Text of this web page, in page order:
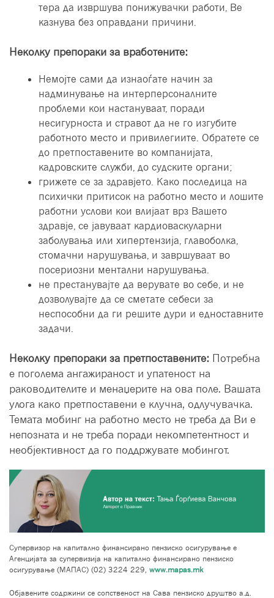
тера да извршува понижувачки работи, Ве
казнува без оправдани причини.
Неколку препораки за вработените:
Немојте сами да изнаоѓате начин за
надминување на интерперсоналните
проблеми кои настануваат, поради
несигурноста и стравот да не го изгубите
работното место и привилегиите. Обратете се
до претпоставените во компанијата,
кадровските служби, до судските органи;
грижете се за здравјето. Како последица на
психички притисок на работно место и лошите
работни услови кои влијаат врз Вашето
здравје, се јавуваат кардиоваскуларни
заболувања или хипертензија, главоболка,
стомачни нарушувања, и завршуваат во
посериозни ментални нарушувања.
не престанувајте да верувате во себе, и не
дозволувајте да се сметате себеси за
неспособни да ги решите дури и едноставните
задачи.
Неколку препораки за претпоставените: Потребна
е поголема ангажираност и упатеност на
раководителите и менаџерите на ова поле. Вашата
улога како претпоставени е клучна, одлучувачка.
Темата мобинг на работно место не треба да Ви е
непозната и не треба поради некомпетентност и
необјективност да го поддржувате мобингот.
Супервизор на капитално финансирано пензиско осигурување е
Агенцијата за супервизија на капитално финансирано пензиско
осигурување (МАПАС) (02) 3224 229, www.mapas.mk
Објавените содржини се сопственост на Сава пензиско друштво а.д.